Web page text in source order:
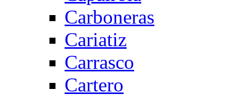
Carboneras
Cariatiz
Carrasco
Cartero